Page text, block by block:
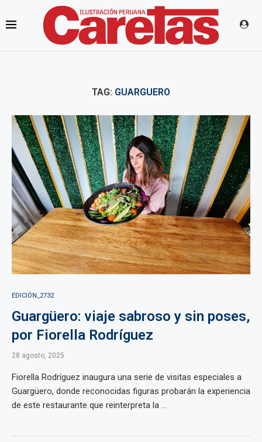
TAG: GUARGUERO
EDICIÓN_2732
Guargüero: viaje sabroso y sin poses,
por Fiorella Rodríguez
28 agosto, 2025
Fiorella Rodríguez inaugura una serie de visitas especiales a
Guargüero, donde reconocidas figuras probarán la experiencia
de este restaurante que reinterpreta la ...